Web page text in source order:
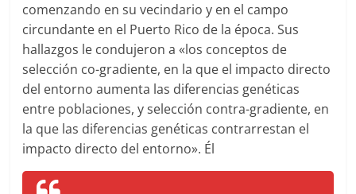
comenzando en su vecindario y en el campo
circundante en el Puerto Rico de la época. Sus
hallazgos le condujeron a «los conceptos de
selección co-gradiente, en la que el impacto directo
del entorno aumenta las diferencias genéticas
entre poblaciones, y selección contra-gradiente, en
la que las diferencias genéticas contrarrestan el
impacto directo del entorno». Él